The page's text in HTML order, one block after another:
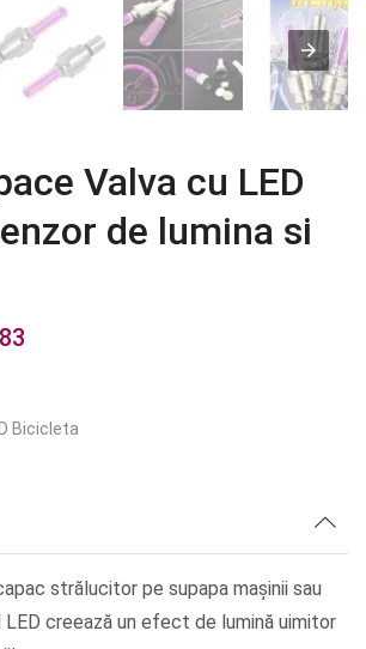
Valva cu LED
de lumina si
este:
Bicicleta
strălucitor pe supapa mașinii sau
creează un efect de lumină uimitor